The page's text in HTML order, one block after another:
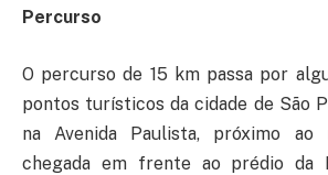
Percurso
O percurso de 15 km passa por
pontos turísticos da cidade de São
na Avenida Paulista, próximo ao
chegada em frente ao prédio da